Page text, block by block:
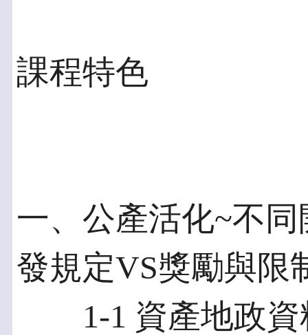
課程特色
一、公產活化~不
發規定VS獎勵與限
1-1 資產地政資